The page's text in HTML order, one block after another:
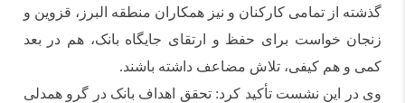
گذشته از تمامی کارکنان و نیز همکاران منطقه البرز، قزوین و
زنجان خواست برای حفظ و ارتقای جایگاه بانک، هم در بعد
کمی و هم کیفی، تلاش مضاعف داشته باشند.
وی در این نشست تأکید کرد: تحقق اهداف بانک در گرو همدلی